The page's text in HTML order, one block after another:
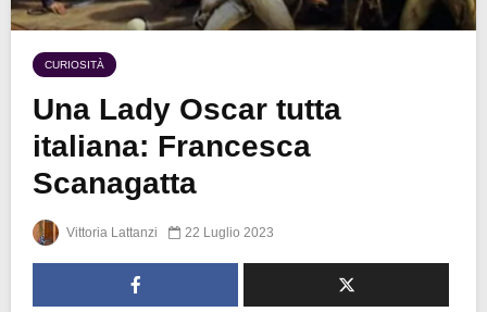
CURIOSITÀ
Una Lady Oscar tutta
italiana: Francesca
Scanagatta
Vittoria Lattanzi 22 Luglio 2023